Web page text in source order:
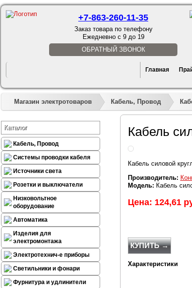
+7-863-260-11-35
Заказ товара по телефону
Ежедневно с 9 до 19
ОБРАТНЫЙ ЗВОНОК
Главная
Магазин электротоваров Кабель, Провод
Каталог
Кабель, Провод
Системы проводки кабеля
Источники света
Розетки и выключатели
Низковольтное
оборудование
Автоматика
Изделия для
электромонтажа
Электротехнич-е приборы
Светильники и фонари
Фурнитура и удлинители
Кабель
Кабель силовой
Производитель:
Модель: Кабель
Цена: 124,61
КУПИТЬ →
Характеристики